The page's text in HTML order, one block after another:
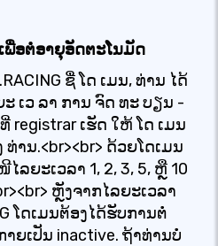
ພື່ອຕໍ່ອາຍຸອັດຕະໂນມັດ
ຊື່ ໂດ ເມນ, ທ່ານ ໄດ້
ະ ເວ ລາ ການ ຈົດ ທະ ບຽນ -
registrar ເຮັດ ໃຫ້ ໂດ ເມນ
ານ.<br><br> ດ້ວຍໂດເມນ
ລຍະເວລາ 1, 2, 3, 5, ຫຼື 10
ຫຼັງຈາກໄລຍະເວລາ
ໂດເມນຕ້ອງໄດ້ຮັບການຕໍ່
ຍເປັນ inactive. ຖ້າທ່ານບໍ່